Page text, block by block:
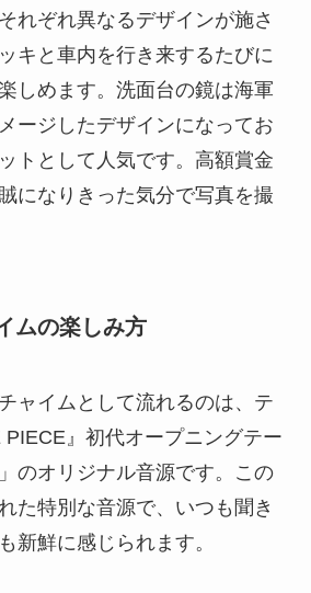
れぞれ異なるデザインが施さ
キと車内を行き来するたびに
しめます。洗面台の鏡は海軍
ージしたデザインになってお
トとして人気です。高額賞金
になりきった気分で写真を撮
ムの楽しみ方
ャイムとして流れるのは、テ
PIECE』初代オープニングテー
のオリジナル音源です。この
た特別な音源で、いつも聞き
新鮮に感じられます。